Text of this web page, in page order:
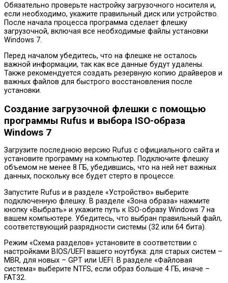
Обязательно проверьте настройку загрузочного носителя и,
если необходимо, укажите правильный диск или устройство.
После начала процесса программа сделает флешку
загрузочной, включая все необходимые файлы установки
Windows 7.
Перед началом убедитесь, что на флешке не осталось
важной информации, так как все данные будут удалены.
Также рекомендуется создать резервную копию драйверов и
важных файлов для быстрого восстановления после
установки.
Создание загрузочной флешки с помощью
программы Rufus и выбора ISO-образа
Windows 7
Загрузите последнюю версию Rufus с официального сайта и
установите программу на компьютер. Подключите флешку
объемом не менее 8 ГБ, убедившись, что на ней нет важных
данных, поскольку все будет стерто в процессе.
Запустите Rufus и в разделе «Устройство» выберите
подключенную флешку. В разделе «Зона образа» нажмите
кнопку «Выбрать» и укажите путь к ISO-образу Windows 7 на
вашем компьютере. Убедитесь, что выбран правильный файл,
соответствующий разрядности системы (32 или 64 бита).
Режим «Схема разделов» установите в соответствии с
настройками BIOS/UEFI вашего ноутбука: для старых систем –
MBR, для новых – GPT или UEFI. В разделе «Файловая
система» выберите NTFS, если образ больше 4 ГБ, иначе –
FAT32.